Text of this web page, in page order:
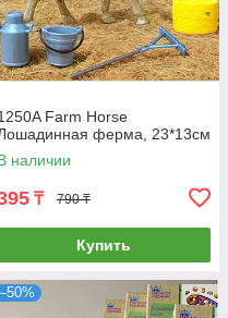
Farm Horse
ферма, 23*13см
наличии
₸ 790 ₸
Купить
–50%